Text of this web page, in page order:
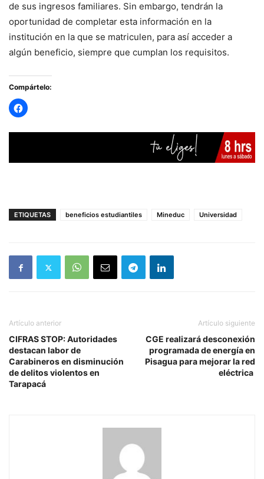
de sus ingresos familiares. Sin embargo, tendrán la
oportunidad de completar esta información en la
institución en la que se matriculen, para así acceder a
algún beneficio, siempre que cumplan los requisitos.
Compártelo:
ETIQUETAS beneficios estudiantiles Mineduc Universidad
Artículo anterior
CIFRAS STOP: Autoridades
destacan labor de
Carabineros en disminución
de delitos violentos en
Tarapacá
Artículo siguiente
CGE realizará desconexión
programada de energía en
Pisagua para mejorar la red
eléctrica